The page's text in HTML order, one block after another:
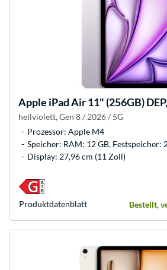
Apple iPad Air 11" (256GB)
hellviolett, Gen 8 / 2026 / 5G
Prozessor: Apple M4
Speicher: RAM: 12 GB, Festspeicher:
Display: 27,96 cm (11 Zoll)
Bestellt,
Produkt­datenblatt